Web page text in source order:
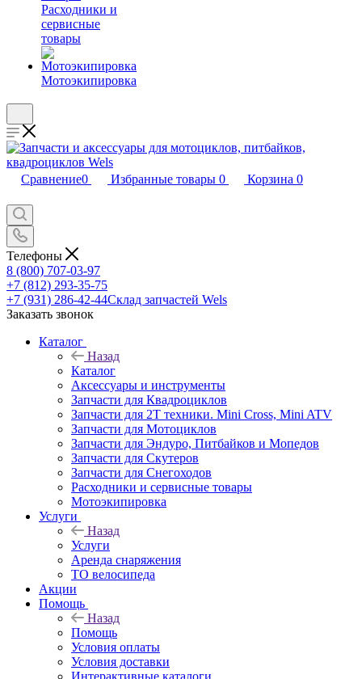
Расходники и
сервисные
товары
Мотоэкипировка
Сравнение0 Избранные товары 0 Корзина 0
Телефоны
8 (800) 707-03-97
+7 (812) 293-35-75
+7 (931) 286-42-44Склад запчастей Wels
Заказать звонок
Каталог
Назад
Каталог
Аксессуары и инструменты
Запчасти для Квадроциклов
Запчасти для 2T техники. Mini Cross, Mini ATV
Запчасти для Мотоциклов
Запчасти для Эндуро, Питбайков и Мопедов
Запчасти для Скутеров
Запчасти для Снегоходов
Расходники и сервисные товары
Мотоэкипировка
Услуги
Назад
Услуги
Аренда снаряжения
ТО велосипеда
Акции
Помощь
Назад
Помощь
Условия оплаты
Условия доставки
Интерактивные каталоги